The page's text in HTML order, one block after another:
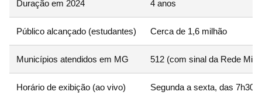
Duração em 2024 4 anos
Público alcançado (estudantes) Cerca de 1,6 milhão
Municípios atendidos em MG 512 (com sinal da Rede
Horário de exibição (ao vivo) Segunda a sexta, das 7h30